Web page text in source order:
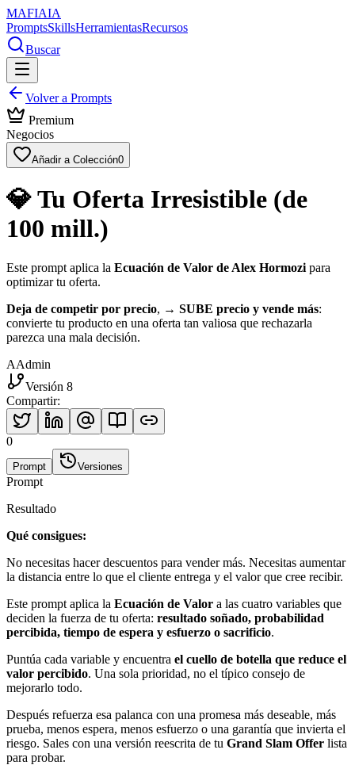
MAFIAIA
PromptsSkillsHerramientasRecursos
Buscar
Volver a Prompts
Premium
Negocios
Añadir a Colección0
💎 Tu Oferta Irresistible (de
100 mill.)
Este prompt aplica la Ecuación de Valor de Alex Hormozi para
optimizar tu oferta.
Deja de competir por precio, → SUBE precio y vende más:
convierte tu producto en una oferta tan valiosa que rechazarla
parezca una mala decisión.
AAdmin
Versión 8
Compartir:
0
Prompt Versiones
Prompt
Resultado
Qué consigues:
No necesitas hacer descuentos para vender más. Necesitas aumentar
la distancia entre lo que el cliente entrega y el valor que cree recibir.
Este prompt aplica la Ecuación de Valor a las cuatro variables que
deciden la fuerza de tu oferta: resultado soñado, probabilidad
percibida, tiempo de espera y esfuerzo o sacrificio.
Puntúa cada variable y encuentra el cuello de botella que reduce el
valor percibido. Una sola prioridad, no el típico consejo de
mejorarlo todo.
Después refuerza esa palanca con una promesa más deseable, más
prueba, menos espera, menos esfuerzo o una garantía que invierta el
riesgo. Sales con una versión reescrita de tu Grand Slam Offer lista
para probar.